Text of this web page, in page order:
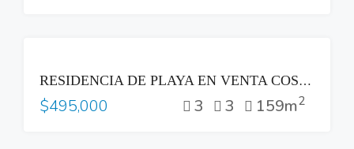
RESIDENCIA DE PLAYA EN VENTA COSTA DEL SOL
$495,000 3 3 159m2